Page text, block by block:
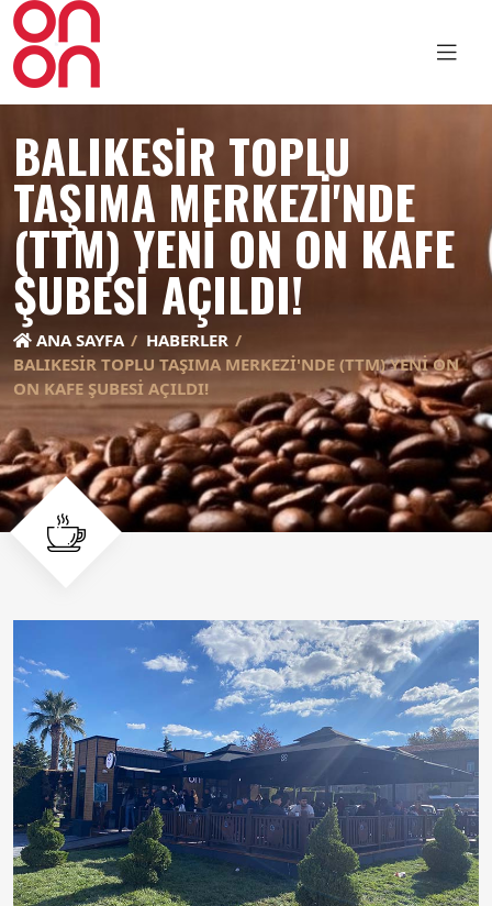
BALIKESIR TOPLU
TAŞIMA MERKEZI'NDE
(TTM) YENI ON ON KAFE
ŞUBESI AÇILDI!
ANA SAYFA
HABERLER
BALIKESIR TOPLU TAŞIMA MERKEZI'NDE (TTM) YENI ON
ON KAFE ŞUBESI AÇILDI!